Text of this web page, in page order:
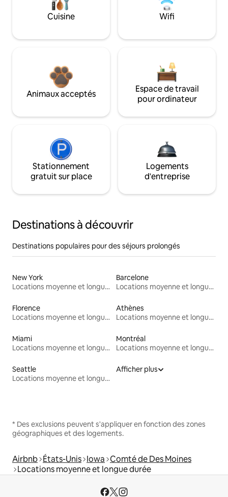
Cuisine Wifi
Animaux acceptés
Espace de travail
pour ordinateur
Stationnement
gratuit sur place
Logements
d'entreprise
Destinations à découvrir
Destinations populaires pour des séjours prolongés
New York
Locations moyenne et longue durée
Barcelone
Locations moyenne et longue durée
Florence
Locations moyenne et longue durée
Athènes
Locations moyenne et longue durée
Miami
Locations moyenne et longue durée
Montréal
Locations moyenne et longue durée
Seattle
Locations moyenne et longue durée
Afficher plus
* Des exclusions peuvent s'appliquer en fonction des zones
géographiques et des logements.
Airbnb États-Unis Iowa Comté de Des Moines
Locations moyenne et longue durée